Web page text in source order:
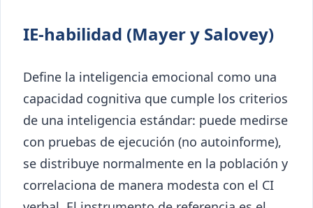
IE-habilidad (Mayer y Salovey)
Define la inteligencia emocional como una
capacidad cognitiva que cumple los criterios
de una inteligencia estándar: puede medirse
con pruebas de ejecución (no autoinforme),
se distribuye normalmente en la población y
correlaciona de manera modesta con el CI